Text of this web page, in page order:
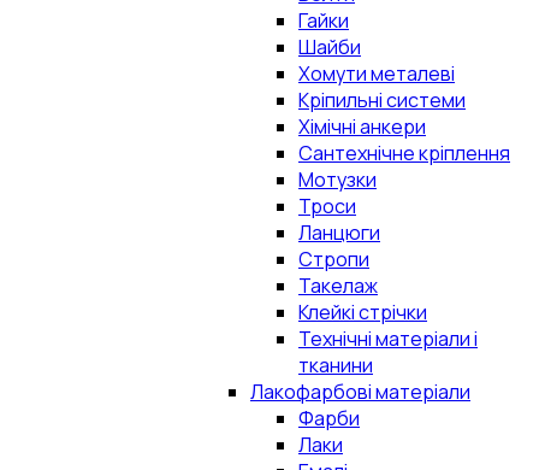
Гайки
Шайби
Хомути металеві
Кріпильні системи
Хімічні анкери
Сантехнічне кріплення
Мотузки
Троси
Ланцюги
Стропи
Такелаж
Клейкі стрічки
Технічні матеріали і
тканини
Лакофарбові матеріали
Фарби
Лаки